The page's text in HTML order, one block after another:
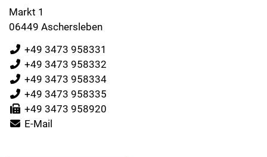
Markt 1
06449 Aschersleben
+49 3473 958331
+49 3473 958332
+49 3473 958334
+49 3473 958335
+49 3473 958920
E-Mail